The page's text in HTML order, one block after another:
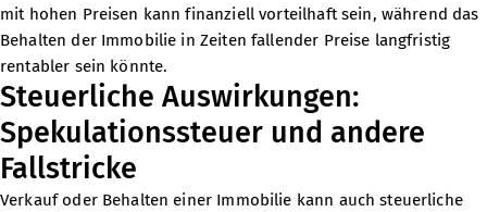
mit hohen Preisen kann finanziell vorteilhaft sein, während das
Behalten der Immobilie in Zeiten fallender Preise langfristig
rentabler sein könnte.
Steuerliche Auswirkungen:
Spekulationssteuer und andere
Fallstricke
Verkauf oder Behalten einer Immobilie kann auch steuerliche